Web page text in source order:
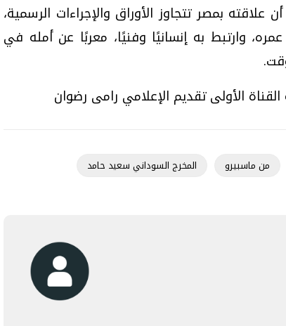
بمصر تتجاوز الأوراق والإجراءات الرسمية،
وارتبط به إنسانيًا وفنيًا، معربًا عن أمله في
الأولى تقديم الإعلامي رامى رضوان
من ماسبيرو المخرج السوداني سعيد حامد